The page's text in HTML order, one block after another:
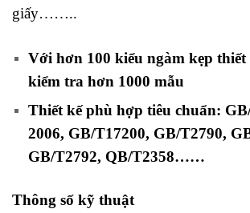
giấy……..
Với hơn 100 kiểu ngàm kẹp thiết
kiểm tra hơn 1000 mẫu
Thiết kế phù hợp tiêu chuẩn:
2006, GB/T17200, GB/T2790,
GB/T2792, QB/T2358……
Thông số kỹ thuật